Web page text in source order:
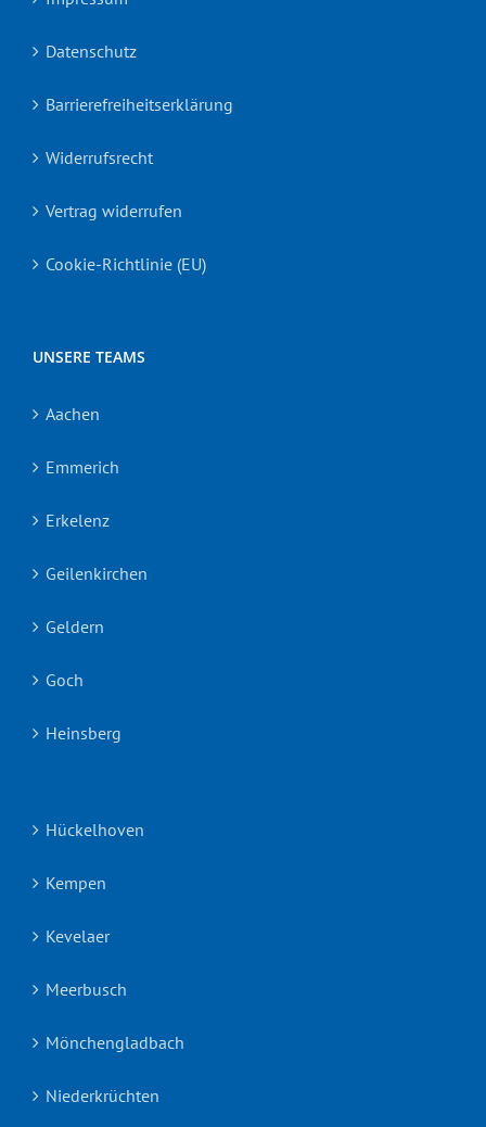
Datenschutz
Barrierefreiheitserklärung
Widerrufsrecht
Vertrag widerrufen
Cookie-Richtlinie (EU)
UNSERE TEAMS
Aachen
Emmerich
Erkelenz
Geilenkirchen
Geldern
Goch
Heinsberg
Hückelhoven
Kempen
Kevelaer
Meerbusch
Mönchengladbach
Niederkrüchten